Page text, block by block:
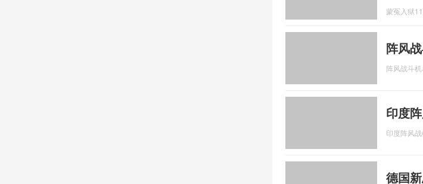
蒙冤入狱
阵风
阵风战斗
印度
印度阵风
德国